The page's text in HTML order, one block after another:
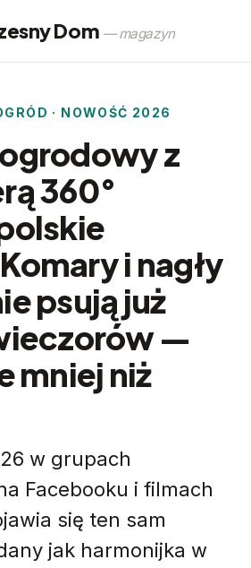
Dom — magazyn
· NOWOŚĆ 2026
z
360°
i nagły
psują już
—
mniej niż
w grupach
Facebooku i filmach
się ten sam
jak harmonijka w